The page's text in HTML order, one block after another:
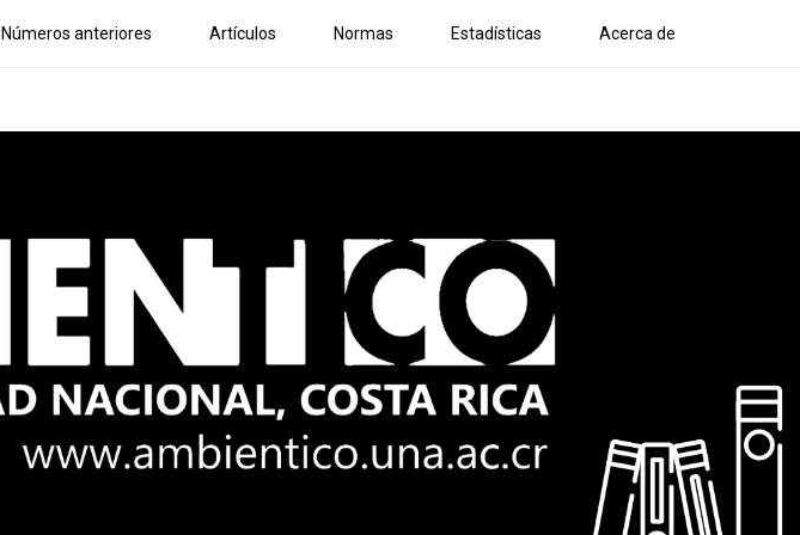
Números anteriores Artículos Normas Estadísticas Acerca de